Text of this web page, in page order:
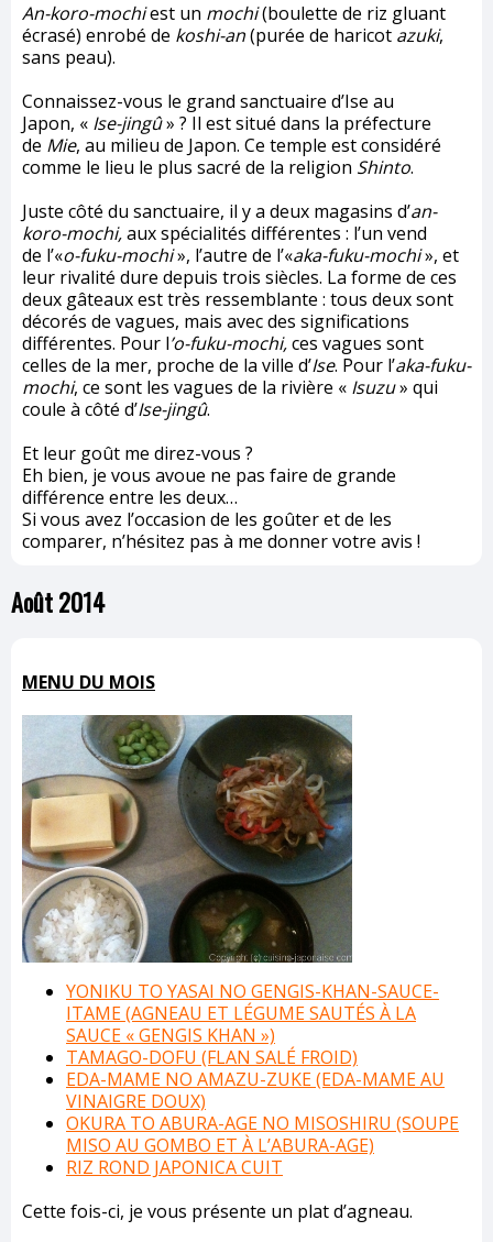
An-koro-mochiest un mochi(boulette de riz gluant
écrasé) enrobé de koshi-an(purée de haricot azuki,
sans peau).
Connaissez-vous le grand sanctuaire d’Ise au
Japon, « Ise-jingû» ? Il est situé dans la préfecture
de Mie, au milieu de Japon. Ce temple est considéré
comme le lieu le plus sacré de la religion Shinto.
Juste côté du sanctuaire, il y a deux magasins d’an-
koro-mochi,aux spécialités différentes : l’un vend
de l’«o-fuku-mochi», l’autre de l’«aka-fuku-mochi», et
leur rivalité dure depuis trois siècles. La forme de ces
deux gâteaux est très ressemblante : tous deux sont
décorés de vagues, mais avec des significations
différentes. Pour l’o-fuku-mochi,ces vagues sont
celles de la mer, proche de la ville d’Ise. Pour l’aka-fuku-
mochi, ce sont les vagues de la rivière « Isuzu» qui
coule à côté d’Ise-jingû.
Et leur goût me direz-vous ?
Eh bien, je vous avoue ne pas faire de grande
différence entre les deux…
Si vous avez l’occasion de les goûter et de les
comparer, n’hésitez pas à me donner votre avis !
Août 2014
MENU DU MOIS
YONIKU TO YASAI NO GENGIS-KHAN-SAUCE-
ITAME (AGNEAU ET LÉGUME SAUTÉS À LA
SAUCE « GENGIS KHAN »)
TAMAGO-DOFU (FLAN SALÉ FROID)
EDA-MAME NO AMAZU-ZUKE (EDA-MAME AU
VINAIGRE DOUX)
OKURA TO ABURA-AGE NO MISOSHIRU (SOUPE
MISO AU GOMBO ET À L’ABURA-AGE)
RIZ ROND JAPONICA CUIT
Cette fois-ci, je vous présente un plat d’agneau.